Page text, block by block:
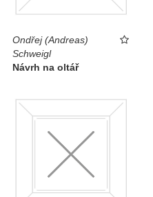
Ondřej (Andreas)
Schweigl
Návrh na oltář